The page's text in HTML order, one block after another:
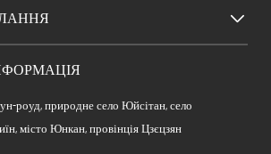
роуд, природне село Юйсітан, село
місто Юнкан, провінція Цзєцзян